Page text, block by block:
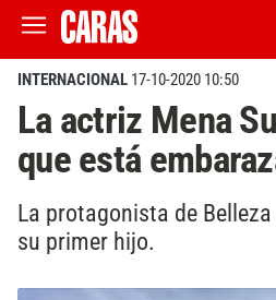
INTERNACIONAL 17-10-2020 10:50
La actriz Mena
que está
La protagonista de
su primer hijo.